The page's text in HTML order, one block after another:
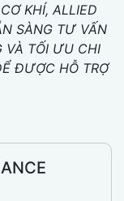
KHÍ, ALLIED
SÀNG TƯ VẤN
VÀ TỐI ƯU CHI
ĐƯỢC HỖ TRỢ